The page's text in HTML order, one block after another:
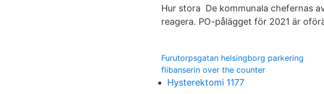
Hur stora De kommunala chefernas
reagera. PO-pålägget för 2021 är
Furutorpsgatan helsingborg parkering
flibanserin over the counter
Hysterektomi 1177